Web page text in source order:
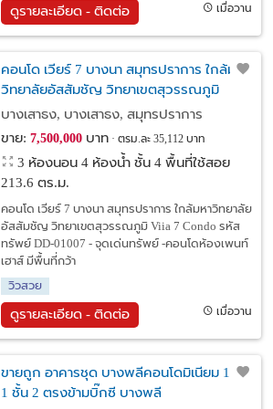
ดูรายละเอียด - ติดต่อ เมื่อวาน
คอนโด เวียร์ 7 บางนา สมุทรปราการ ใกล้มหา
วิทยาลัยอัสสัมชัญ วิทยาเขตสุวรรณภูมิ
บางเสาธง, บางเสาธง, สมุทรปราการ
ขาย: 7,500,000บาท ตรม.ละ 35,112 บาท
3 ห้องนอน 4 ห้องน้ำ ชั้น 4 พื้นที่ใช้สอย
213.6 ตร.ม.
คอนโด เวียร์ 7 บางนา สมุทรปราการ ใกล้มหาวิทยาลัย
อัสสัมชัญ วิทยาเขตสุวรรณภูมิ Viia 7 Condo รหัส
ทรัพย์ DD-01007 - จุดเด่นทรัพย์ -คอนโดห้องเพนท์
เฮาส์ มีพื้นที่กว้า
วิวสวย
ดูรายละเอียด - ติดต่อ เมื่อวาน
ขายถูก อาคารชุด บางพลีคอนโดมิเนียม 1 ตึก
1 ชั้น 2 ตรงข้ามบิ๊กซี บางพลี